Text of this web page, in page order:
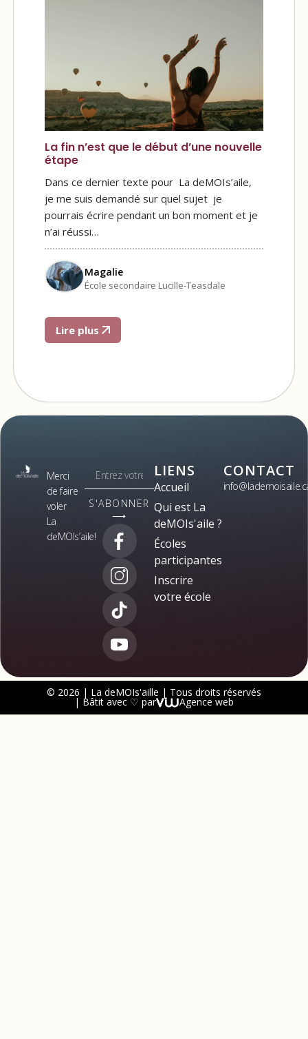
La fin n’est que le début d’une nouvelle
étape
Dans ce dernier texte pour La deMOIs’aile,
je me suis demandé sur quel sujet je
pourrais écrire pendant un bon moment et je
n’ai réussi…
Magalie
École secondaire Lucille-Teasdale
Lire plus
Merci
de faire
voler
La
deMOIs’aile!
S'ABONNER
⟶
LIENS
Accueil
Qui est La
deMOIs'aile ?
Écoles
participantes
Inscrire
votre école
CONTACT
© 2026 | La deMOIs'aille | Tous droits réservés
| Bâtit avec ♡ par Agence web